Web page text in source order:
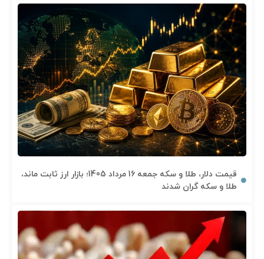
قیمت دلار، طلا و سکه جمعه 16 مرداد 1405؛ بازار ارز ثابت ماند،
طلا و سکه گران شدند